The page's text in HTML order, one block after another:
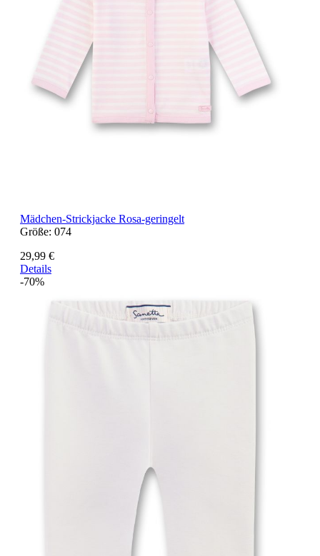
Mädchen-Strickjacke Rosa-geringelt
Größe: 074
29,99 €
Details
-70%